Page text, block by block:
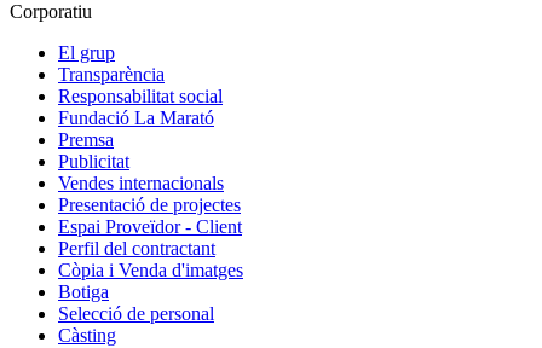
Corporatiu
El grup
Transparència
Responsabilitat social
Fundació La Marató
Premsa
Publicitat
Vendes internacionals
Presentació de projectes
Espai Proveïdor - Client
Perfil del contractant
Còpia i Venda d'imatges
Botiga
Selecció de personal
Càsting